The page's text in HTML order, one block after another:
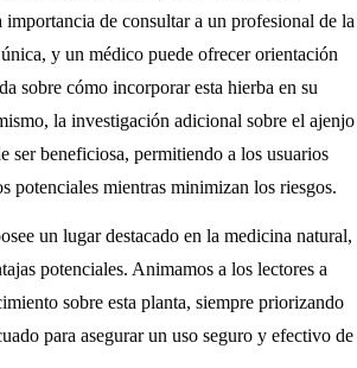
de consultar a un profesional de la
y un médico puede ofrecer orientación
sobre cómo incorporar esta hierba en su
la investigación adicional sobre el ajenjo
ser beneficiosa, permitiendo a los usuarios
potenciales mientras minimizan los riesgos.
un lugar destacado en la medicina natural,
potenciales. Animamos a los lectores a
sobre esta planta, siempre priorizando
para asegurar un uso seguro y efectivo de